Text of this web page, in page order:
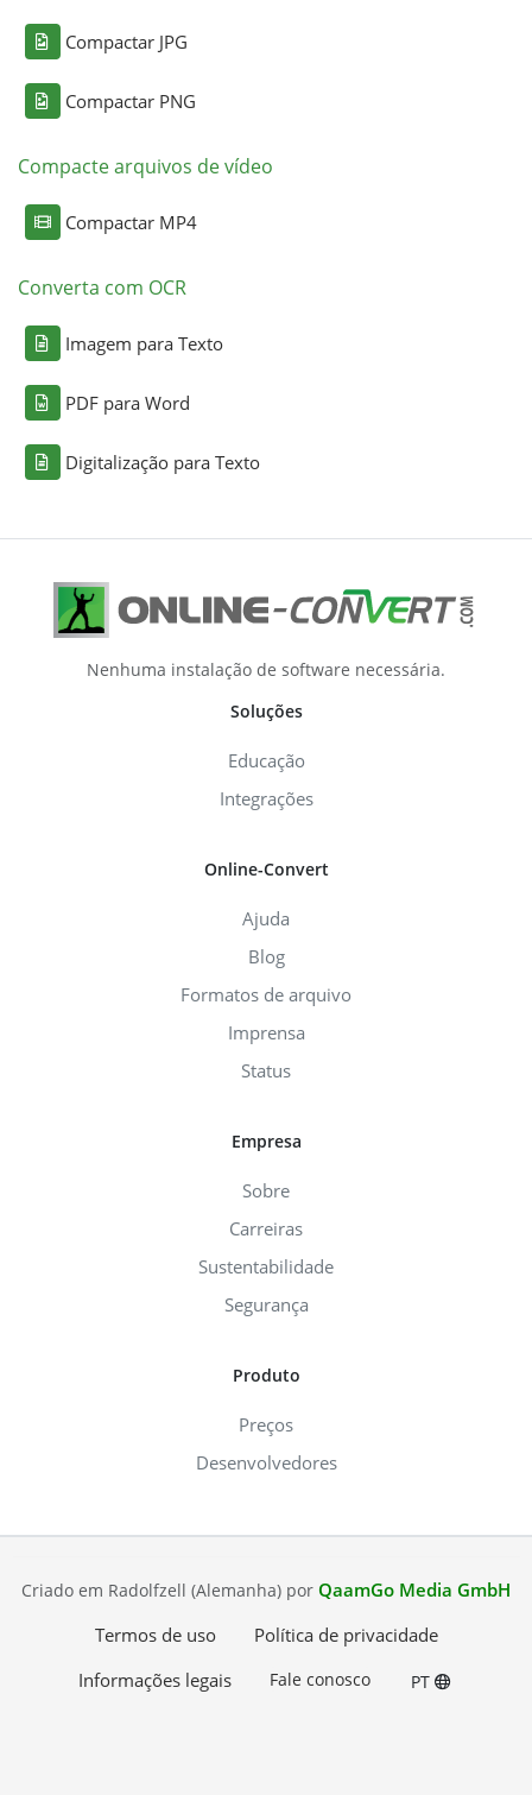
Compactar JPG
Compactar PNG
Compacte arquivos de vídeo
Compactar MP4
Converta com OCR
Imagem para Texto
PDF para Word
Digitalização para Texto
Nenhuma instalação de software necessária.
Soluções
Educação
Integrações
Online-Convert
Ajuda
Blog
Formatos de arquivo
Imprensa
Status
Empresa
Sobre
Carreiras
Sustentabilidade
Segurança
Produto
Preços
Desenvolvedores
Criado em Radolfzell (Alemanha) por QaamGo Media GmbH
Termos de uso
Política de privacidade
Informações legais
Fale conosco PT